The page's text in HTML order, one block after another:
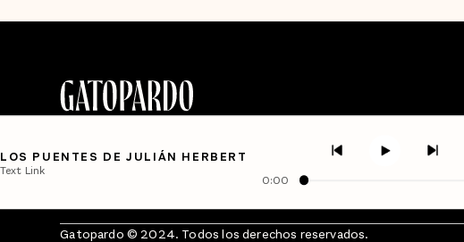
LOS PUENTES DE JULIÁN HERBERT
Text Link
0:00
Gatopardo © 2024. Todos los derechos reservados.